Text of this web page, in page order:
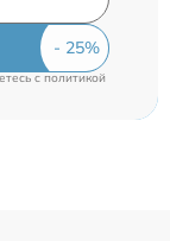
cполитикой